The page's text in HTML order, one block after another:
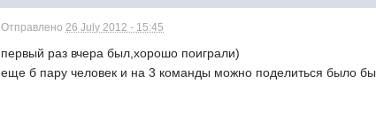
Отправлено26 July 2012 - 15:45
первый раз вчера был,хорошо поиграли)
еще б пару человек и на 3 команды можно поделиться было бы